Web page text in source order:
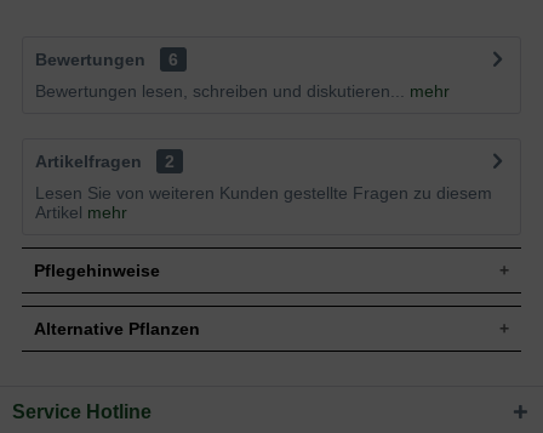
Bewertungen
6
Bewertungen lesen, schreiben und diskutieren...
mehr
Artikelfragen
2
Lesen Sie von weiteren Kunden gestellte Fragen zu diesem
Artikel mehr
Pflegehinweise
Pflanz- und Pflegetipps Rheum rhabarbarum /
Alternative Pflanzen
Sie suchen eine Alternative?
Service Hotline